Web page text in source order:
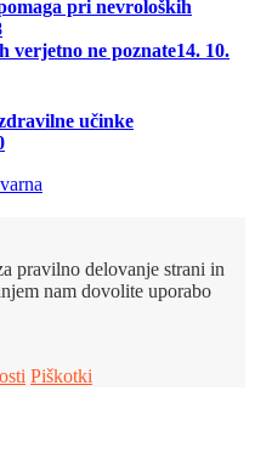
pri nevroloških
verjetno ne poznate14. 10.
učinke
pravilno delovanje strani in
nam dovolite uporabo
Piškotki